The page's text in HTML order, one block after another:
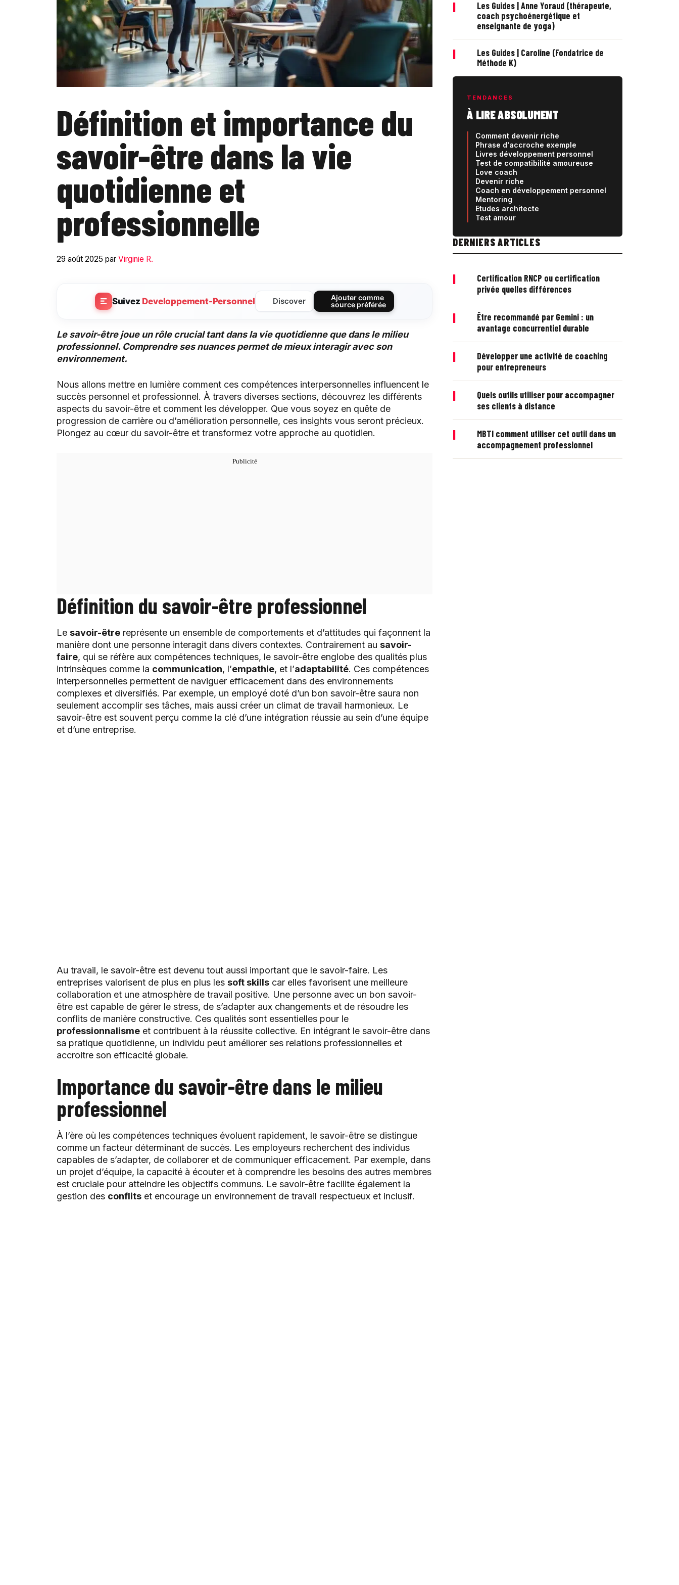
Définition et importance du
savoir-être dans la vie
quotidienne et
professionnelle
29 août 2025 par Virginie R.
Suivez Developpement-Personnel Discover
Ajouter comme
source préférée
Le savoir-être joue un rôle crucial tant dans la vie quotidienne que dans le milieu
professionnel. Comprendre ses nuances permet de mieux interagir avec son
environnement.
Nous allons mettre en lumière comment ces compétences interpersonnelles influencent le
succès personnel et professionnel. À travers diverses sections, découvrez les différents
aspects du savoir-être et comment les développer. Que vous soyez en quête de
progression de carrière ou d’amélioration personnelle, ces insights vous seront précieux.
Plongez au cœur du savoir-être et transformez votre approche au quotidien.
Définition du savoir-être professionnel
Le savoir-être représente un ensemble de comportements et d’attitudes qui façonnent la
manière dont une personne interagit dans divers contextes. Contrairement au savoir-
faire, qui se réfère aux compétences techniques, le savoir-être englobe des qualités plus
intrinsèques comme la communication, l’empathie, et l’adaptabilité. Ces compétences
interpersonnelles permettent de naviguer efficacement dans des environnements
complexes et diversifiés. Par exemple, un employé doté d’un bon savoir-être saura non
seulement accomplir ses tâches, mais aussi créer un climat de travail harmonieux. Le
savoir-être est souvent perçu comme la clé d’une intégration réussie au sein d’une équipe
et d’une entreprise.
Au travail, le savoir-être est devenu tout aussi important que le savoir-faire. Les
entreprises valorisent de plus en plus les soft skills car elles favorisent une meilleure
collaboration et une atmosphère de travail positive. Une personne avec un bon savoir-
être est capable de gérer le stress, de s’adapter aux changements et de résoudre les
conflits de manière constructive. Ces qualités sont essentielles pour le
professionnalisme et contribuent à la réussite collective. En intégrant le savoir-être dans
sa pratique quotidienne, un individu peut améliorer ses relations professionnelles et
accroitre son efficacité globale.
Importance du savoir-être dans le milieu
professionnel
À l’ère où les compétences techniques évoluent rapidement, le savoir-être se distingue
comme un facteur déterminant de succès. Les employeurs recherchent des individus
capables de s’adapter, de collaborer et de communiquer efficacement. Par exemple, dans
un projet d’équipe, la capacité à écouter et à comprendre les besoins des autres membres
est cruciale pour atteindre les objectifs communs. Le savoir-être facilite également la
gestion des conflits et encourage un environnement de travail respectueux et inclusif.
|
Les Guides | Anne Yoraud (thérapeute,
coach psychoénergétique et
enseignante de yoga)
|
Les Guides | Caroline (Fondatrice de
Méthode K)
TENDANCES
À LIRE ABSOLUMENT
Comment devenir riche
Phrase d'accroche exemple
Livres développement personnel
Test de compatibilité amoureuse
Love coach
Devenir riche
Coach en développement personnel
Mentoring
Etudes architecte
Test amour
DERNIERS ARTICLES
|
Certification RNCP ou certification
privée quelles différences
|
Être recommandé par Gemini : un
avantage concurrentiel durable
|
Développer une activité de coaching
pour entrepreneurs
|
Quels outils utiliser pour accompagner
ses clients à distance
|
MBTI comment utiliser cet outil dans un
accompagnement professionnel